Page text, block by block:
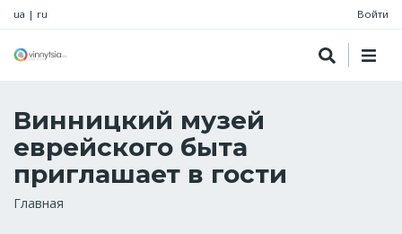
ua | ru Войти
Винницкий музей
еврейского быта
приглашает в гости
Строка
Главная